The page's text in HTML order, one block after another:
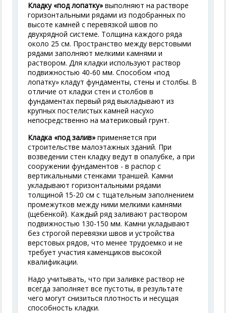
Кладку «под лопатку» выполняют на растворе
горизонтальными рядами из подобранных по
высоте камней с перевязкой швов по
двухрядной системе. Толщина каждого ряда
около 25 см. Пространство между верстовыми
рядами заполняют мелкими камнями и
раствором. Для кладки используют раствор
подвижностью 40-60 мм. Способом «под
лопатку» кладут фундаменты, стены и столбы. В
отличие от кладки стен и столбов в
фундаментах первый ряд выкладывают из
крупных постелистых камней насухо
непосредственно на материковый грунт.
Кладка «под залив» применяется при
строительстве малоэтажных зданий. При
возведении стен кладку ведут в опалубке, а при
сооружении фундаментов - в распор с
вертикальными стенками траншей. Камни
укладывают горизонтальными рядами
толщиной 15-20 см с тщательным заполнением
промежутков между ними мелкими камнями
(щебенкой). Каждый ряд заливают раствором
подвижностью 130-150 мм. Камни укладывают
без строгой перевязки швов и устройства
верстовых рядов, что менее трудоемко и не
требует участия каменщиков высокой
квалификации.
Надо учитывать, что при заливке раствор не
всегда заполняет все пустоты, в результате
чего могут снизиться плотность и несущая
способность кладки.